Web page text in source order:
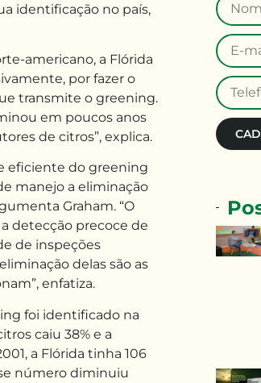
identificação no país,
americano, a Flóri­da
por fazer o
transmite o greening.
em poucos anos
de citros”, explica.
eficiente do greening
mane­jo a eliminação
Graham. “O
detecção precoce de
de inspeções
delas são as
enfatiza.
foi identificado na
caiu 38% e a
a Flórida tinha 106
número diminuiu